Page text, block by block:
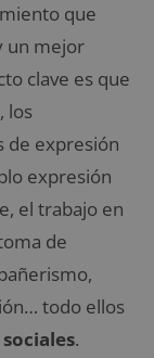
que
un mejor
clave es que
los
de expresión
expresión
el trabajo en
de
todo ellos
.